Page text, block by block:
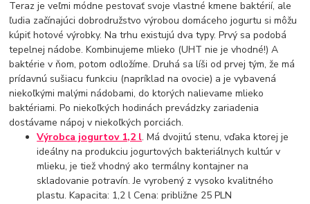
Teraz je veľmi módne pestovať svoje vlastné kmene baktérií, ale
ľudia začínajúci dobrodružstvo výrobou domáceho jogurtu si môžu
kúpiť hotové výrobky. Na trhu existujú dva typy. Prvý sa podobá
tepelnej nádobe. Kombinujeme mlieko (UHT nie je vhodné!) A
baktérie v ňom, potom odložíme. Druhá sa líši od prvej tým, že má
prídavnú sušiacu funkciu (napríklad na ovocie) a je vybavená
niekoľkými malými nádobami, do ktorých nalievame mlieko
baktériami. Po niekoľkých hodinách prevádzky zariadenia
dostávame nápoj v niekoľkých porciách.
Výrobca jogurtov 1,2 l. Má dvojitú stenu, vďaka ktorej je
ideálny na produkciu jogurtových bakteriálnych kultúr v
mlieku, je tiež vhodný ako termálny kontajner na
skladovanie potravín. Je vyrobený z vysoko kvalitného
plastu. Kapacita: 1,2 l Cena: približne 25 PLN